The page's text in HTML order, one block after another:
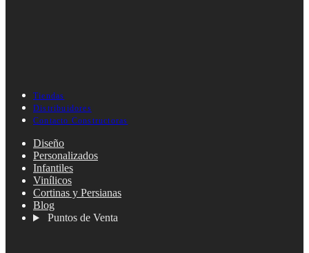
Tiendas
Distribuidores
Contacto Constructoras
Diseño
Personalizados
Infantiles
Vinílicos
Cortinas y Persianas
Blog
Puntos de Venta